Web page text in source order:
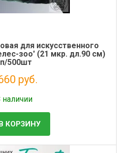
для искусственного
зоо' (21 мкр. дл.90 см)
500шт
руб.
наличии
КОРЗИНУ